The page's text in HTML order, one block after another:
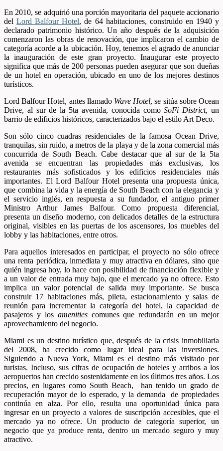
En 2010, se adquirió una porción mayoritaria del paquete accionario
delLord Balfour Hotel, de 64 habitaciones, construido en 1940 y
declarado patrimonio histórico. Un año después de la adquisición
comenzaron las obras de renovación, que implicaron el cambio de
categoría acorde a la ubicación. Hoy, tenemos el agrado de anunciar
la inauguración de este gran proyecto. Inaugurar este proyecto
significa que más de 200 personas pueden asegurar que son dueñas
de un hotel en operación, ubicado en uno de los mejores destinos
turísticos.
Lord Balfour Hotel, antes llamado Wave Hotel, se sitúa sobre Ocean
Drive, al sur de la 5ta avenida, conocida comoSoFi District, un
barrio de edificios históricos, caracterizados bajo el estilo Art Deco.
Son sólo cinco cuadras residenciales de la famosa Ocean Drive,
tranquilas, sin ruido, a metros de la playa y de la zona comercial más
concurrida de South Beach. Cabe destacar que al sur de la 5ta
avenida se encuentran las propiedades más exclusivas, los
restaurantes más sofisticados y los edificios residenciales más
importantes. El Lord Balfour Hotel presenta una propuesta única,
que combina la vida y la energía de South Beach con la elegancia y
el servicio inglés, en respuesta a su fundador, el antiguo primer
Ministro Arthur James Balfour. Como propuesta diferencial,
presenta un diseño moderno, con delicados detalles de la estructura
original, visibles en las puertas de los ascensores, los muebles del
lobby y las habitaciones, entre otros.
Para aquellos interesados en participar, el proyecto no sólo ofrece
una renta periódica, inmediata y muy atractiva en dólares, sino que
quién ingresa hoy, lo hace con posibilidad de financiación flexible y
a un valor de entrada muy bajo, que el mercado ya no ofrece. Esto
implica un valor potencial de salida muy importante. Se busca
construir 17 habitaciones más, pileta, estacionamiento y salas de
reunión para incrementar la categoría del hotel, la capacidad de
pasajeros y los amenitiescomunes que redundarán en un mejor
aprovechamiento del negocio.
Miami es un destino turístico que, después de la crisis inmobiliaria
del 2008, ha crecido como lugar ideal para las inversiones.
Siguiendo a Nueva York, Miami es el destino más visitado por
turistas. Incluso, sus cifras de ocupación de hoteles y arribos a los
aeropuertos han crecido sostenidamente en los últimos tres años. Los
precios, en lugares como South Beach, han tenido un grado de
recuperación mayor de lo esperado, y la demanda de propiedades
continúa en alza. Por ello, resulta una oportunidad única para
ingresar en un proyecto a valores de suscripción accesibles, que el
mercado ya no ofrece. Un producto de categoría superior, un
negocio que ya produce renta, dentro un mercado seguro y muy
atractivo.